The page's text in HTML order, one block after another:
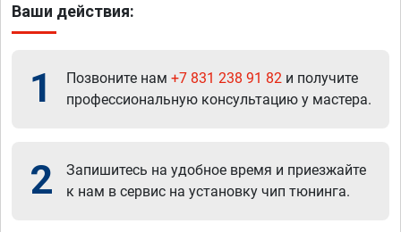
Ваши действия:
1 Позвоните нам +7 831 238 91 82 и получите
профессиональную консультацию у мастера.
2
Запишитесь на удобное время и приезжайте
к нам в сервис на установку чип тюнинга.